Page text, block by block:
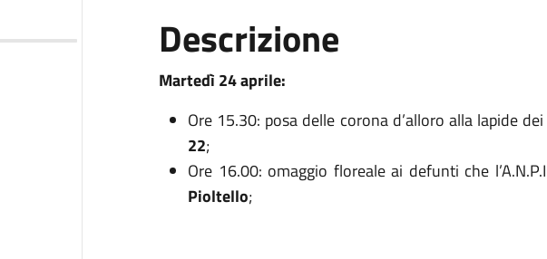
Descrizione
Martedì 24 aprile:
Ore 15.30: posa delle corona d’alloro alla lapide
22;
Ore 16.00: omaggio floreale ai defunti che
Pioltello;